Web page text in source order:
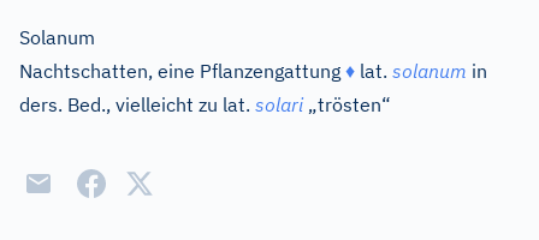
Solanum
Nachtschatten, eine Pflanzengattung ♦ lat. solanum in
ders. Bed., vielleicht zu lat. solari„trösten“